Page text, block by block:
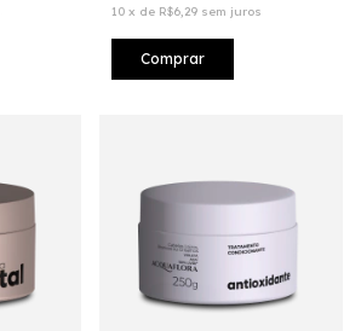
10 x de R$6,29 sem juros